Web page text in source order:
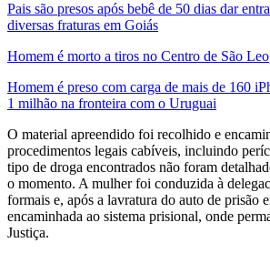
Pais são presos após bebê de 50 dias dar
diversas fraturas em Goiás
Homem é morto a tiros no Centro de São
Homem é preso com carga de mais de 160
1 milhão na fronteira com o Uruguai
O material apreendido foi recolhido e
procedimentos legais cabíveis, incluindo
tipo de droga encontrados não foram
o momento. A mulher foi conduzida à
formais e, após a lavratura do auto de prisão
encaminhada ao sistema prisional, onde
Justiça.